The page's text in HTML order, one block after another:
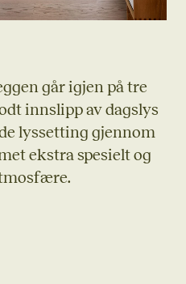
går igjen på tre
innslipp av dagslys
lyssetting gjennom
ekstra spesielt og